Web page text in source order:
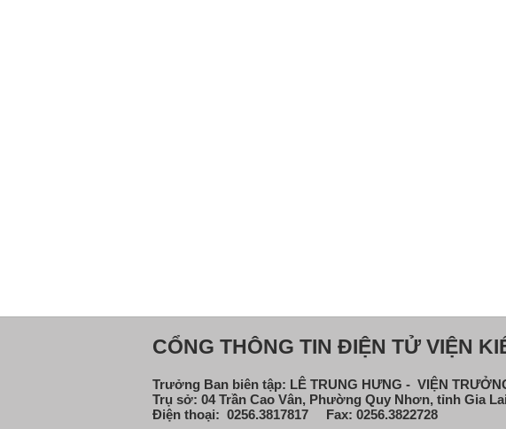
CỔNG THÔNG TIN ĐIỆN TỬ VIỆN
Trưởng Ban biên tập: LÊ TRUNG HƯNG - VIỆN
Trụ sở: 04 Trần Cao Vân, Phường Quy Nhơn, tỉnh Gia
Điện thoại: 0256.3817817 Fax: 0256.3822728